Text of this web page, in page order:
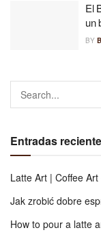
El
un
BY
Entradas
Latte Art | Coffee
Jak zrobić dobre
How to pour a latte